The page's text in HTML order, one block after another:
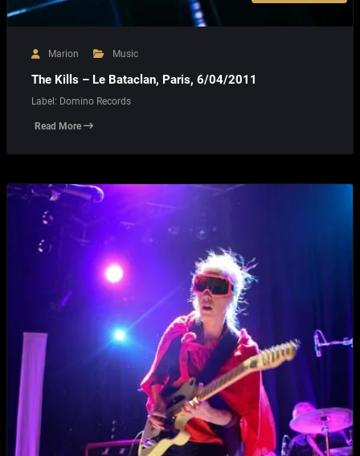
Marion Music
The Kills – Le Bataclan, Paris, 6/04/2011
Label: Domino Records
Read More